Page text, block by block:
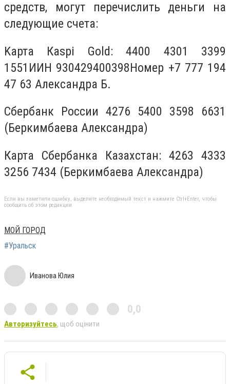
средств, могут перечислить деньги на
следующие счета:
Kарта Кaspi Gold: 4400 4301 3399
1551ИИН 930429400398Номер +7 777 194
47 63 Александра Б.
Сбербанк России 4276 5400 3598 6631
(Беркимбаева Александра)
Карта Сбербанка Казахстан: 4263 4333
3256 7434 (Беркимбаева Александра)
Если вы заметили ошибку, выделите необходимый текст и нажмите Ctrl+Enter, чтобы
сообщить об этом редакции
МОЙ ГОРОД
#Уральск
Иванова Юлия
0,0
Авторизуйтесь, щоб оцінити